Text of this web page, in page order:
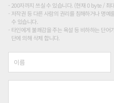
200자까지 쓰실 수 있습니다. (현재 0 byte / 최
저작권 등 다른 사람의 권리를 침해하거나 명
수 있습니다.
타인에게 불쾌감을 주는 욕설 등 비하하는 단
단에 의해 삭제 합니다.